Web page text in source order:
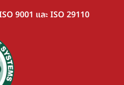
9001 และ ISO 29110